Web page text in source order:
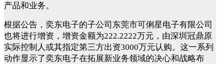
产品和业务。
根据公告，奕东电子的子公司东莞市可俐星电子有限公司
也将进行增资，增资金额为222.2222万元，由深圳冠鼎原
实际控制人或其指定第三方出资3000万元认购。这一系列
动作显示了奕东电子在拓展新业务领域的决心和战略布